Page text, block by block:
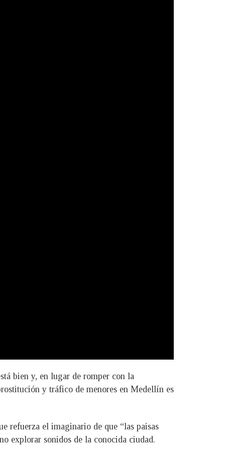
bien y, en lugar de romper con la
y tráfico de menores en Medellín es
refuerza el imaginario de que “las paisas
explorar sonidos de la conocida ciudad.